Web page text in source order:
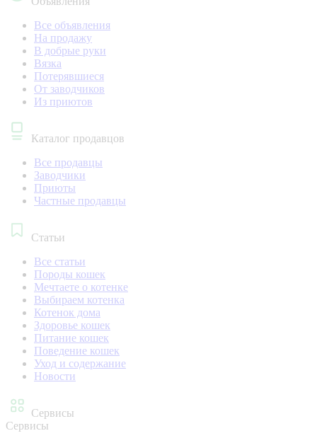
Все объявления
На продажу
В добрые руки
Вязка
Потерявшиеся
От заводчиков
Из приютов
Каталог продавцов
Все продавцы
Заводчики
Приюты
Частные продавцы
Статьи
Все статьи
Породы кошек
Мечтаете о котенке
Выбираем котенка
Котенок дома
Здоровье кошек
Питание кошек
Поведение кошек
Уход и содержание
Новости
Сервисы
Сервисы